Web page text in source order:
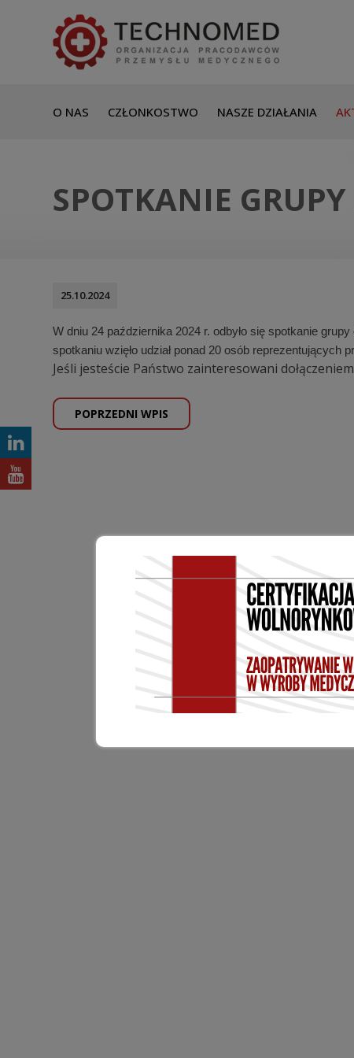
O NAS CZŁONKOSTWO NASZE DZIAŁANIA
SPOTKANIE
25.10.2024
W dniu 24 października 2024 r. odbyło się spotkanie
spotkaniu wzięło udział ponad 20 osób reprezentujących
Jeśli jesteście Państwo zainteresowani
POPRZEDNI WPIS